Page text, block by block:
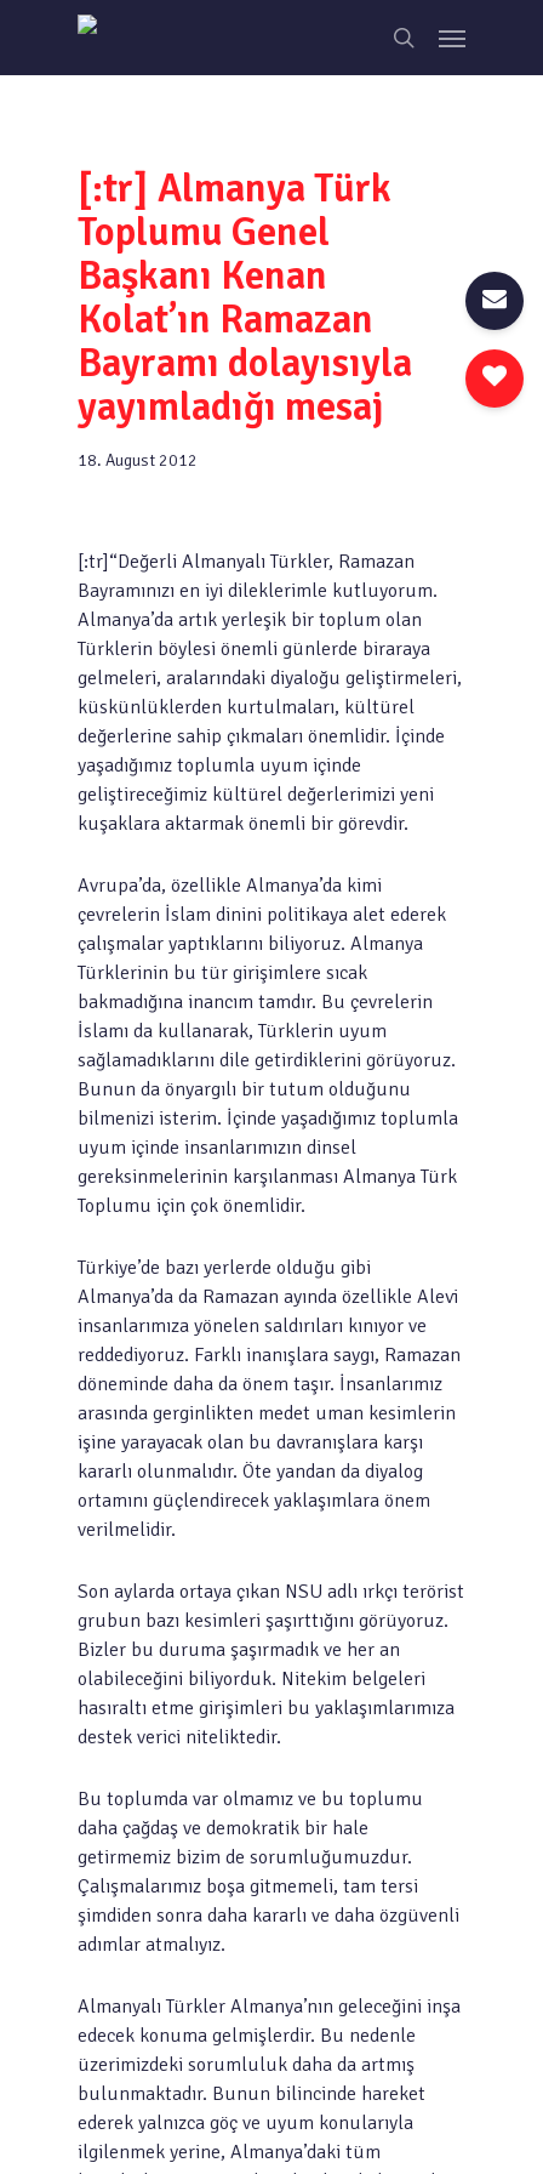
main
search
Menu
[:tr] Almanya Türk
Toplumu Genel
Başkanı Kenan
Kolat’ın Ramazan
Bayramı dolayısıyla
yayımladığı mesaj
18. August 2012
[:tr]“Değerli Almanyalı Türkler, Ramazan
Bayramınızı en iyi dileklerimle kutluyorum.
Almanya’da artık yerleşik bir toplum olan
Türklerin böylesi önemli günlerde biraraya
gelmeleri, aralarındaki diyaloğu geliştirmeleri,
küskünlüklerden kurtulmaları, kültürel
değerlerine sahip çıkmaları önemlidir. İçinde
yaşadığımız toplumla uyum içinde
geliştireceğimiz kültürel değerlerimizi yeni
kuşaklara aktarmak önemli bir görevdir.
Avrupa’da, özellikle Almanya’da kimi
çevrelerin İslam dinini politikaya alet ederek
çalışmalar yaptıklarını biliyoruz. Almanya
Türklerinin bu tür girişimlere sıcak
bakmadığına inancım tamdır. Bu çevrelerin
İslamı da kullanarak, Türklerin uyum
sağlamadıklarını dile getirdiklerini görüyoruz.
Bunun da önyargılı bir tutum olduğunu
bilmenizi isterim. İçinde yaşadığımız toplumla
uyum içinde insanlarımızın dinsel
gereksinmelerinin karşılanması Almanya Türk
Toplumu için çok önemlidir.
Türkiye’de bazı yerlerde olduğu gibi
Almanya’da da Ramazan ayında özellikle Alevi
insanlarımıza yönelen saldırıları kınıyor ve
reddediyoruz. Farklı inanışlara saygı, Ramazan
döneminde daha da önem taşır. İnsanlarımız
arasında gerginlikten medet uman kesimlerin
işine yarayacak olan bu davranışlara karşı
kararlı olunmalıdır. Öte yandan da diyalog
ortamını güçlendirecek yaklaşımlara önem
verilmelidir.
Son aylarda ortaya çıkan NSU adlı ırkçı terörist
grubun bazı kesimleri şaşırttığını görüyoruz.
Bizler bu duruma şaşırmadık ve her an
olabileceğini biliyorduk. Nitekim belgeleri
hasıraltı etme girişimleri bu yaklaşımlarımıza
destek verici niteliktedir.
Bu toplumda var olmamız ve bu toplumu
daha çağdaş ve demokratik bir hale
getirmemiz bizim de sorumluğumuzdur.
Çalışmalarımız boşa gitmemeli, tam tersi
şimdiden sonra daha kararlı ve daha özgüvenli
adımlar atmalıyız.
Almanyalı Türkler Almanya’nın geleceğini inşa
edecek konuma gelmişlerdir. Bu nedenle
üzerimizdeki sorumluluk daha da artmış
bulunmaktadır. Bunun bilincinde hareket
ederek yalnızca göç ve uyum konularıyla
ilgilenmek yerine, Almanya’daki tüm